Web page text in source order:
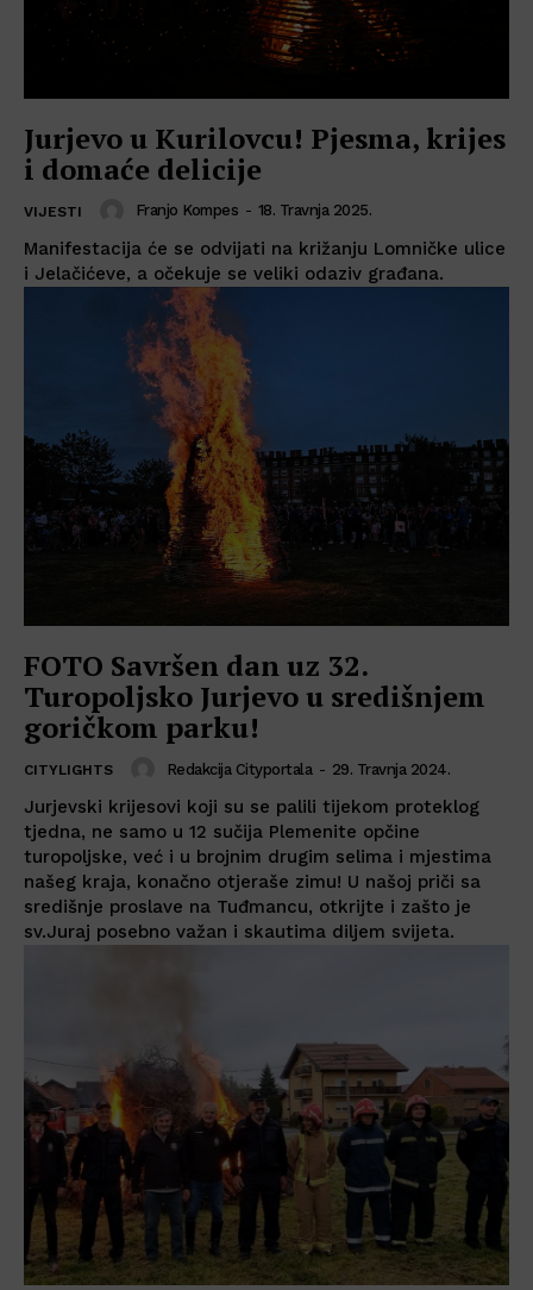
Jurjevo u Kurilovcu! Pjesma, krijes
i domaće delicije
VIJESTI Franjo Kompes - 18. Travnja 2025.
Manifestacija će se odvijati na križanju Lomničke ulice
i Jelačićeve, a očekuje se veliki odaziv građana.
FOTO Savršen dan uz 32.
Turopoljsko Jurjevo u središnjem
goričkom parku!
CITYLIGHTS Redakcija Cityportala - 29. Travnja 2024.
Jurjevski krijesovi koji su se palili tijekom proteklog
tjedna, ne samo u 12 sučija Plemenite opčine
turopoljske, već i u brojnim drugim selima i mjestima
našeg kraja, konačno otjeraše zimu! U našoj priči sa
središnje proslave na Tuđmancu, otkrijte i zašto je
sv.Juraj posebno važan i skautima diljem svijeta.